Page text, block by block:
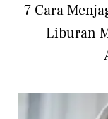
7 Cara
Liburan